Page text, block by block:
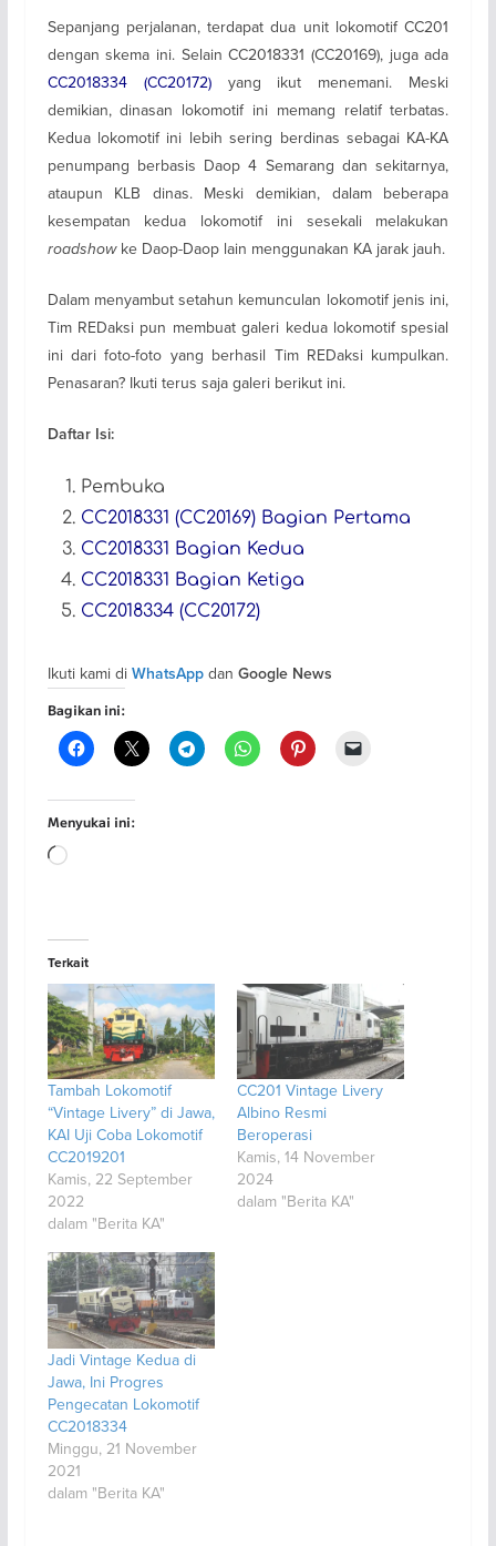
Sepanjang perjalanan, terdapat dua unit lokomotif CC201
dengan skema ini. Selain CC2018331 (CC20169), juga ada
CC2018334 (CC20172)yang ikut menemani. Meski
demikian, dinasan lokomotif ini memang relatif terbatas.
Kedua lokomotif ini lebih sering berdinas sebagai KA-KA
penumpang berbasis Daop 4 Semarang dan sekitarnya,
ataupun KLB dinas. Meski demikian, dalam beberapa
kesempatan kedua lokomotif ini sesekali melakukan
roadshow ke Daop-Daop lain menggunakan KA jarak jauh.
Dalam menyambut setahun kemunculan lokomotif jenis ini,
Tim REDaksi pun membuat galeri kedua lokomotif spesial
ini dari foto-foto yang berhasil Tim REDaksi kumpulkan.
Penasaran? Ikuti terus saja galeri berikut ini.
Daftar Isi:
Pembuka
CC2018331 (CC20169) Bagian Pertama
CC2018331 Bagian Kedua
CC2018331 Bagian Ketiga
CC2018334 (CC20172)
Ikuti kami di WhatsAppdan Google News
Bagikan ini:
Menyukai ini:
Memuat...
Terkait
Tambah Lokomotif
“Vintage Livery” di Jawa,
KAI Uji Coba Lokomotif
CC2019201
Kamis, 22 September
2022
dalam "Berita KA"
CC201 Vintage Livery
Albino Resmi
Beroperasi
Kamis, 14 November
2024
dalam "Berita KA"
Jadi Vintage Kedua di
Jawa, Ini Progres
Pengecatan Lokomotif
CC2018334
Minggu, 21 November
2021
dalam "Berita KA"